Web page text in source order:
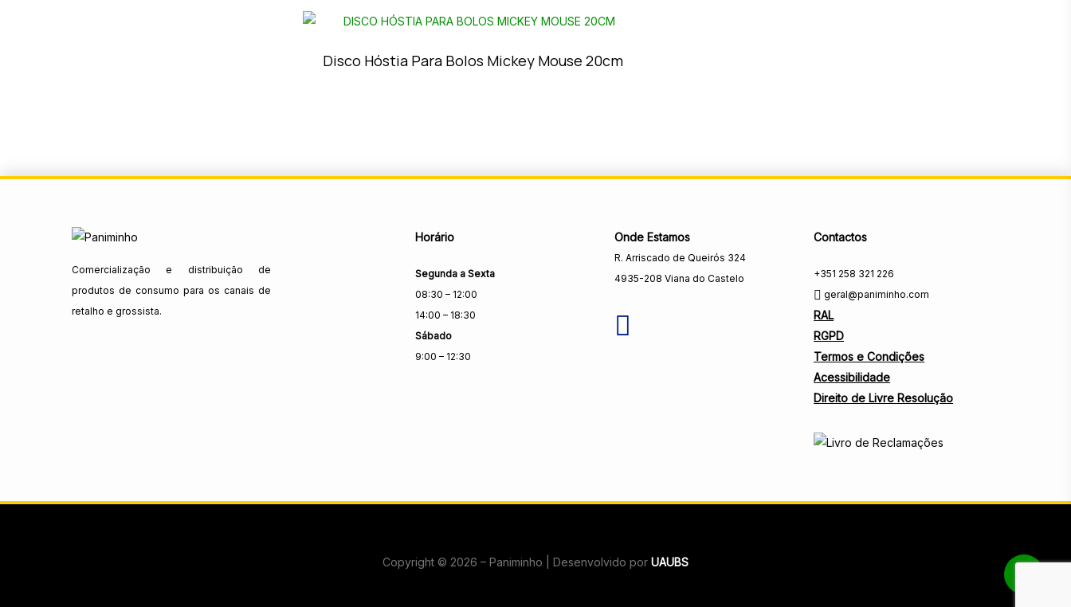
Disco Hóstia Para Bolos Mickey Mouse 20cm
Comercialização e distribuição de
produtos de consumo para os canais de
retalho e grossista.
Horário
Segunda a Sexta
08:30 – 12:00
14:00 – 18:30
Sábado
9:00 – 12:30
Onde Estamos
R. Arriscado de Queirós 324
4935-208 Viana do Castelo
Contactos
+351 258 321 226
geral@paniminho.com
RAL
RGPD
Termos e Condições
Acessibilidade
Direito de Livre Resolução
Copyright © 2026 – Paniminho | Desenvolvido por UAUBS